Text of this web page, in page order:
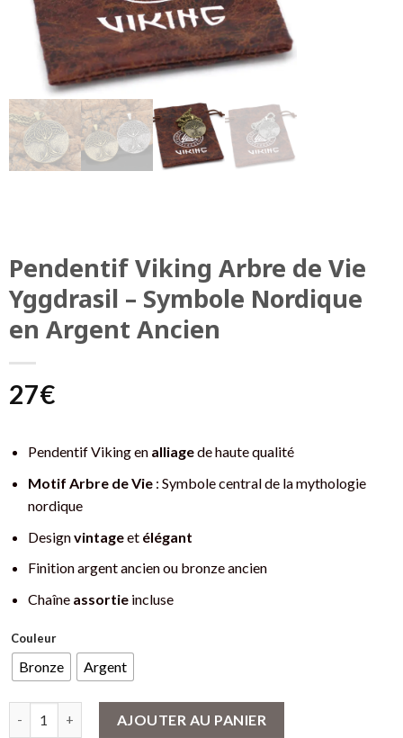
Pendentif Viking Arbre de Vie
Yggdrasil – Symbole Nordique
en Argent Ancien
27€
Pendentif Viking en alliagede haute qualité
Motif Arbre de Vie: Symbole central de la mythologie
nordique
Designvintageet élégant
Finition argent ancien ou bronze ancien
Chaîne assortieincluse
Couleur
Bronze Argent
AJOUTER AU PANIER